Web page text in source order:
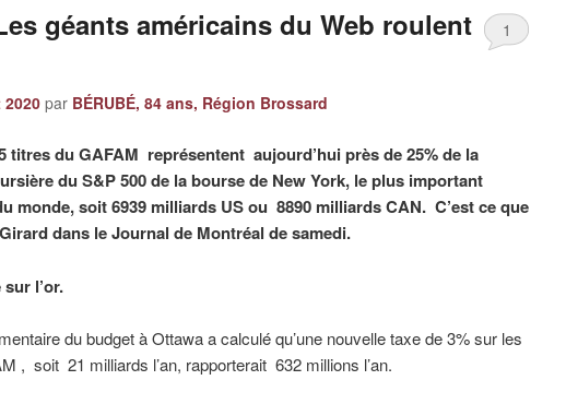
géants américains du Web roulent
par BÉRUBÉ, 84 ans, Région Brossard
1
titres du GAFAM représentent aujourd’hui près de 25% de la
du S&P 500 de la bourse de New York, le plus important
monde, soit 6939 milliards US ou 8890 milliards CAN. C’est ce que
dans le Journal de Montréal de samedi.
l’or.
du budget à Ottawa a calculé qu’une nouvelle taxe de 3% sur les
, soit 21 milliards l’an, rapporterait 632 millions l’an.